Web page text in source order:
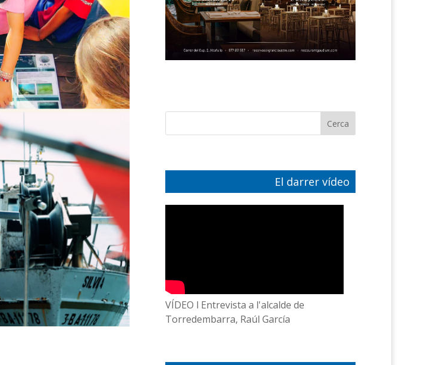
El darrer vídeo
VÍDEO l Entrevista a l'alcalde de
Torredembarra, Raúl García